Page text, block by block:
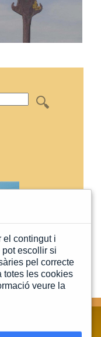
el contingut i
escollir si
pel correcte
totes les cookies
veure la